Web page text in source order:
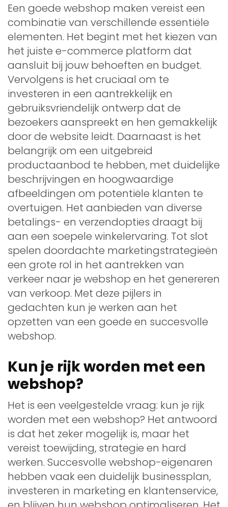
Een goede webshop maken vereist een
combinatie van verschillende essentiële
elementen. Het begint met het kiezen van
het juiste e-commerce platform dat
aansluit bij jouw behoeften en budget.
Vervolgens is het cruciaal om te
investeren in een aantrekkelijk en
gebruiksvriendelijk ontwerp dat de
bezoekers aanspreekt en hen gemakkelijk
door de website leidt. Daarnaast is het
belangrijk om een uitgebreid
productaanbod te hebben, met duidelijke
beschrijvingen en hoogwaardige
afbeeldingen om potentiële klanten te
overtuigen. Het aanbieden van diverse
betalings- en verzendopties draagt bij
aan een soepele winkelervaring. Tot slot
spelen doordachte marketingstrategieën
een grote rol in het aantrekken van
verkeer naar je webshop en het genereren
van verkoop. Met deze pijlers in
gedachten kun je werken aan het
opzetten van een goede en succesvolle
webshop.
Kun je rijk worden met een
webshop?
Het is een veelgestelde vraag: kun je rijk
worden met een webshop? Het antwoord
is dat het zeker mogelijk is, maar het
vereist toewijding, strategie en hard
werken. Succesvolle webshop-eigenaren
hebben vaak een duidelijk businessplan,
investeren in marketing en klantenservice,